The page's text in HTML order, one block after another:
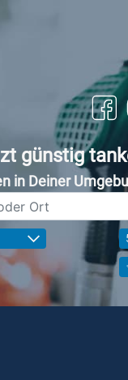
günstig
in Deiner